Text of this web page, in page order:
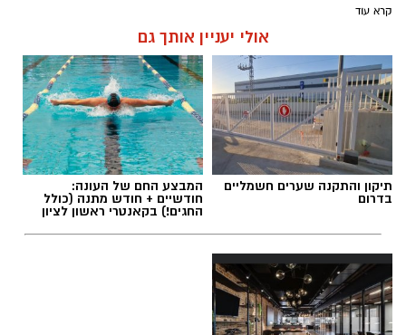
קרא עוד
אולי יעניין אותך גם
תיקון והתקנה שערים חשמליים
בדרום
המבצע החם של העונה:
חודשיים + חודש מתנה (כולל
החגים!) בקאנטרי ראשון לציון